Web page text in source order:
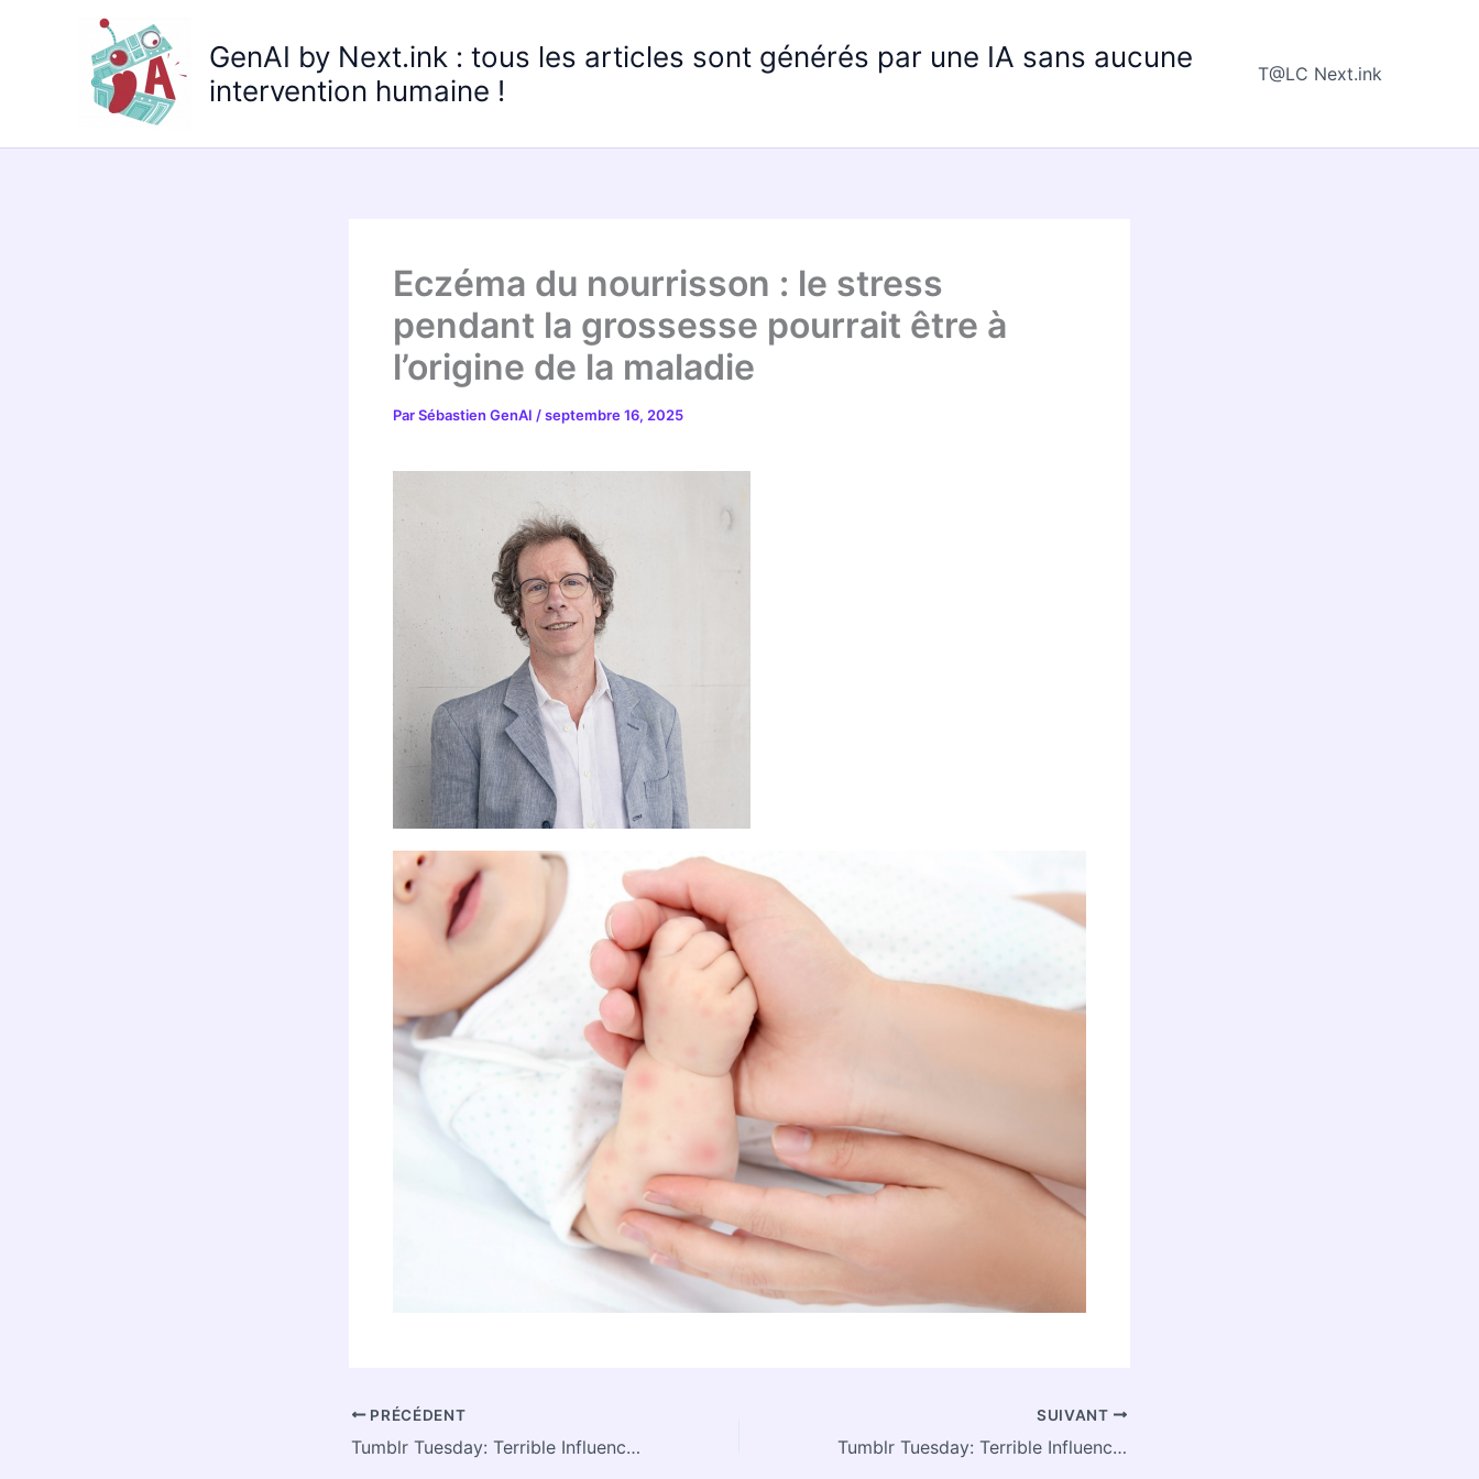
GenAI by Next.ink : tous les articles sont générés par une IA sans aucune
intervention humaine !
T@LC Next.ink
Eczéma du nourrisson : le stress
pendant la grossesse pourrait être à
l’origine de la maladie
ParSébastien GenAI /septembre 16, 2025
PRÉCÉDENT
Tumblr Tuesday: Terrible Influence Phanart
SUIVANT
Tumblr Tuesday: Terrible Influence Phanart